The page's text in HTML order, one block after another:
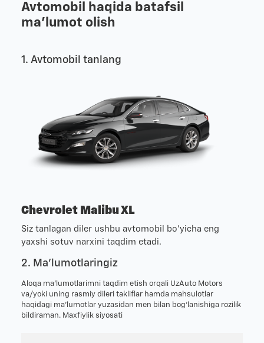
Avtomobil haqida batafsil
ma'lumot olish
1. Avtomobil tanlang
Chevrolet Malibu XL
Siz tanlagan diler ushbu avtomobil bo'yicha eng
yaxshi sotuv narxini taqdim etadi.
2. Ma'lumotlaringiz
Aloqa ma’lumotlarimni taqdim etish orqali UzAuto Motors
va/yoki uning rasmiy dileri takliflar hamda mahsulotlar
haqidagi ma’lumotlar yuzasidan men bilan bog‘lanishiga rozilik
bildiraman. Maxfiylik siyosati